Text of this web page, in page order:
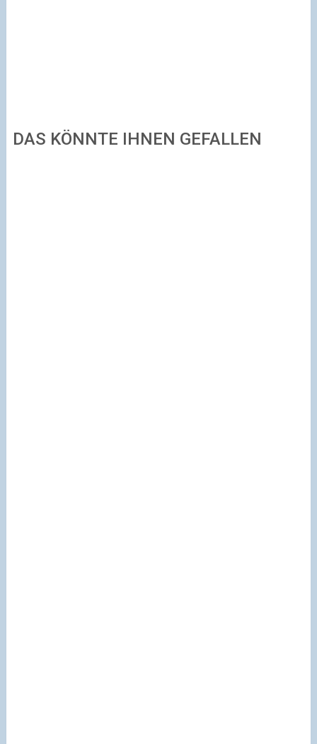
DAS KÖNNTE IHNEN GEFALLEN